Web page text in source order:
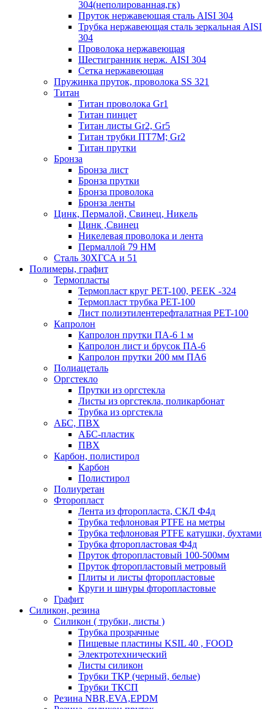
304(неполированная,гк)
Пруток нержавеющая сталь AISI 304
Трубка нержавеющая сталь зеркальная AISI
304
Проволока нержавеющая
Шестигранник нерж. AISI 304
Сетка нержавеющая
Пружинка пруток, проволока SS 321
Титан
Титан проволока Gr1
Титан пинцет
Титан листы Gr2, Gr5
Титан трубки ПТ7М; Gr2
Титан прутки
Бронза
Бронза лист
Бронза прутки
Бронза проволока
Бронза ленты
Цинк, Пермалой, Свинец, Никель
Цинк ,Свинец
Никелевая проволока и лента
Пермаллой 79 НМ
Сталь 30ХГСА и 51
Полимеры, графит
Термопласты
Термопласт круг PET-100, PEEK -324
Термопласт трубка PET-100
Лист полиэтилентерефталатная PET-100
Капролон
Капролон прутки ПА-6 1 м
Капролон лист и брусок ПА-6
Капролон прутки 200 мм ПА6
Полиацеталь
Оргстекло
Прутки из оргстекла
Листы из оргстекла, поликарбонат
Трубка из оргстекла
АБС, ПВХ
АБС-пластик
ПВХ
Карбон, полистирол
Карбон
Полистирол
Полиуретан
Фторопласт
Лента из фторопласта, СКЛ Ф4д
Трубка тефлоновая PTFE на метры
Трубка тефлоновая PTFE катушки, бухтами
Трубка фторопластовая Ф4д
Пруток фторопластовый 100-500мм
Пруток фторопластовый метровый
Плиты и листы фторопластовые
Круги и шнуры фторопластовые
Графит
Силикон, резина
Силикон ( трубки, листы )
Трубка прозрачные
Пищевые пластины KSIL 40 , FOOD
Электротехнический
Листы силикон
Трубки ТКР (черный, белые)
Трубки ТКСП
Резина NBR,EVA,EPDM